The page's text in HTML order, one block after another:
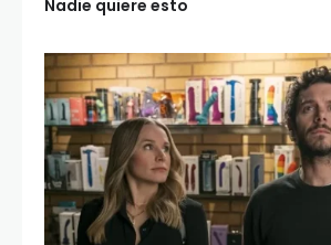
Nadie quiere esto